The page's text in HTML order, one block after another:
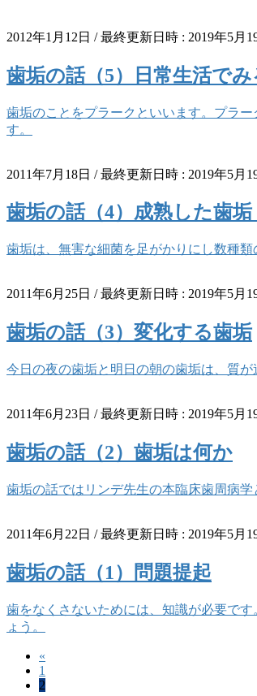
2012年1月12日 / 最終更新日時 : 2019年5月
歯垢の話（5）日常生活で
歯垢のことをプラークといいます。プラ
す。
2011年7月18日 / 最終更新日時 : 2019年5月
歯垢の話（4）成熟した歯
歯垢は、無害な細菌を足がかりにし数種
2011年6月25日 / 最終更新日時 : 2019年5月
歯垢の話（3）変化する歯垢
今日の夜の歯垢と明日の朝の歯垢は、質
2011年6月23日 / 最終更新日時 : 2019年5月
歯垢の話（2）歯垢は何か
歯垢の話ではリンデ先生の本臨床歯周病
2011年6月22日 / 最終更新日時 : 2019年5月
歯垢の話（1）問題提起
歯をなくさないためには、知識が必要で
ょう。
«
固
定
1
固
2